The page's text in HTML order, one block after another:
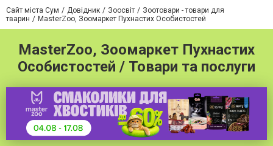
Сайт міста Сум Довідник Зоосвіт
Зоотовари - товари для
тварин
MasterZoo, Зоомаркет Пухнастих Особистостей
MasterZoo, Зоомаркет Пухнастих
Особистостей / Товари та послуги